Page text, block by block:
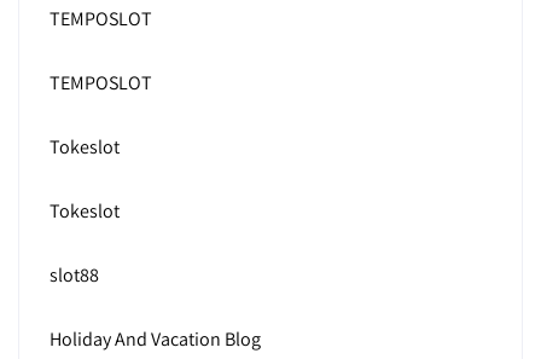
TEMPOSLOT
TEMPOSLOT
Tokeslot
Tokeslot
slot88
Holiday And Vacation Blog